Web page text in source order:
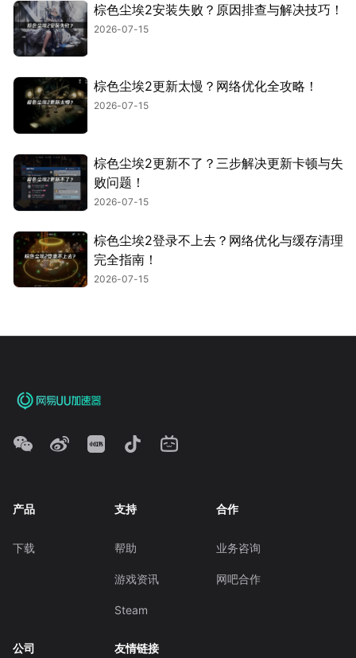
棕色尘埃2安装失败？原因排查与解决技巧！
2026-07-15
棕色尘埃2更新太慢？网络优化全攻略！
2026-07-15
棕色尘埃2更新不了？三步解决更新卡顿与失
败问题！
2026-07-15
棕色尘埃2登录不上去？网络优化与缓存清理
完全指南！
2026-07-15
产品
下载
支持
帮助
游戏资讯
Steam
合作
业务咨询
网吧合作
公司 友情链接